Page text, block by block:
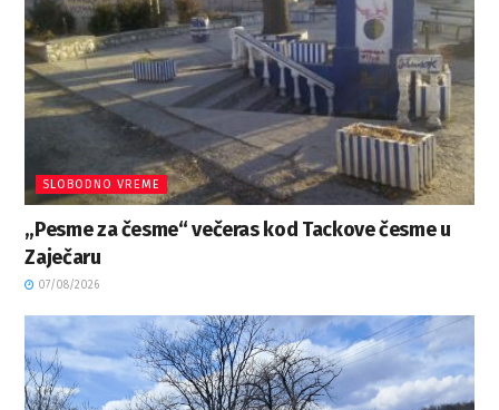
SLOBODNO VREME
„Pesme za česme“ večeras kod Tackove česme u
Zaječaru
07/08/2026